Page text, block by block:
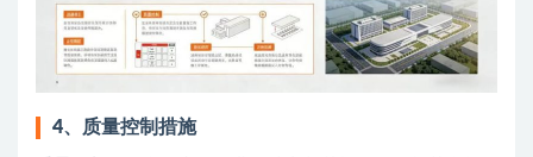
4、 质量控制措施